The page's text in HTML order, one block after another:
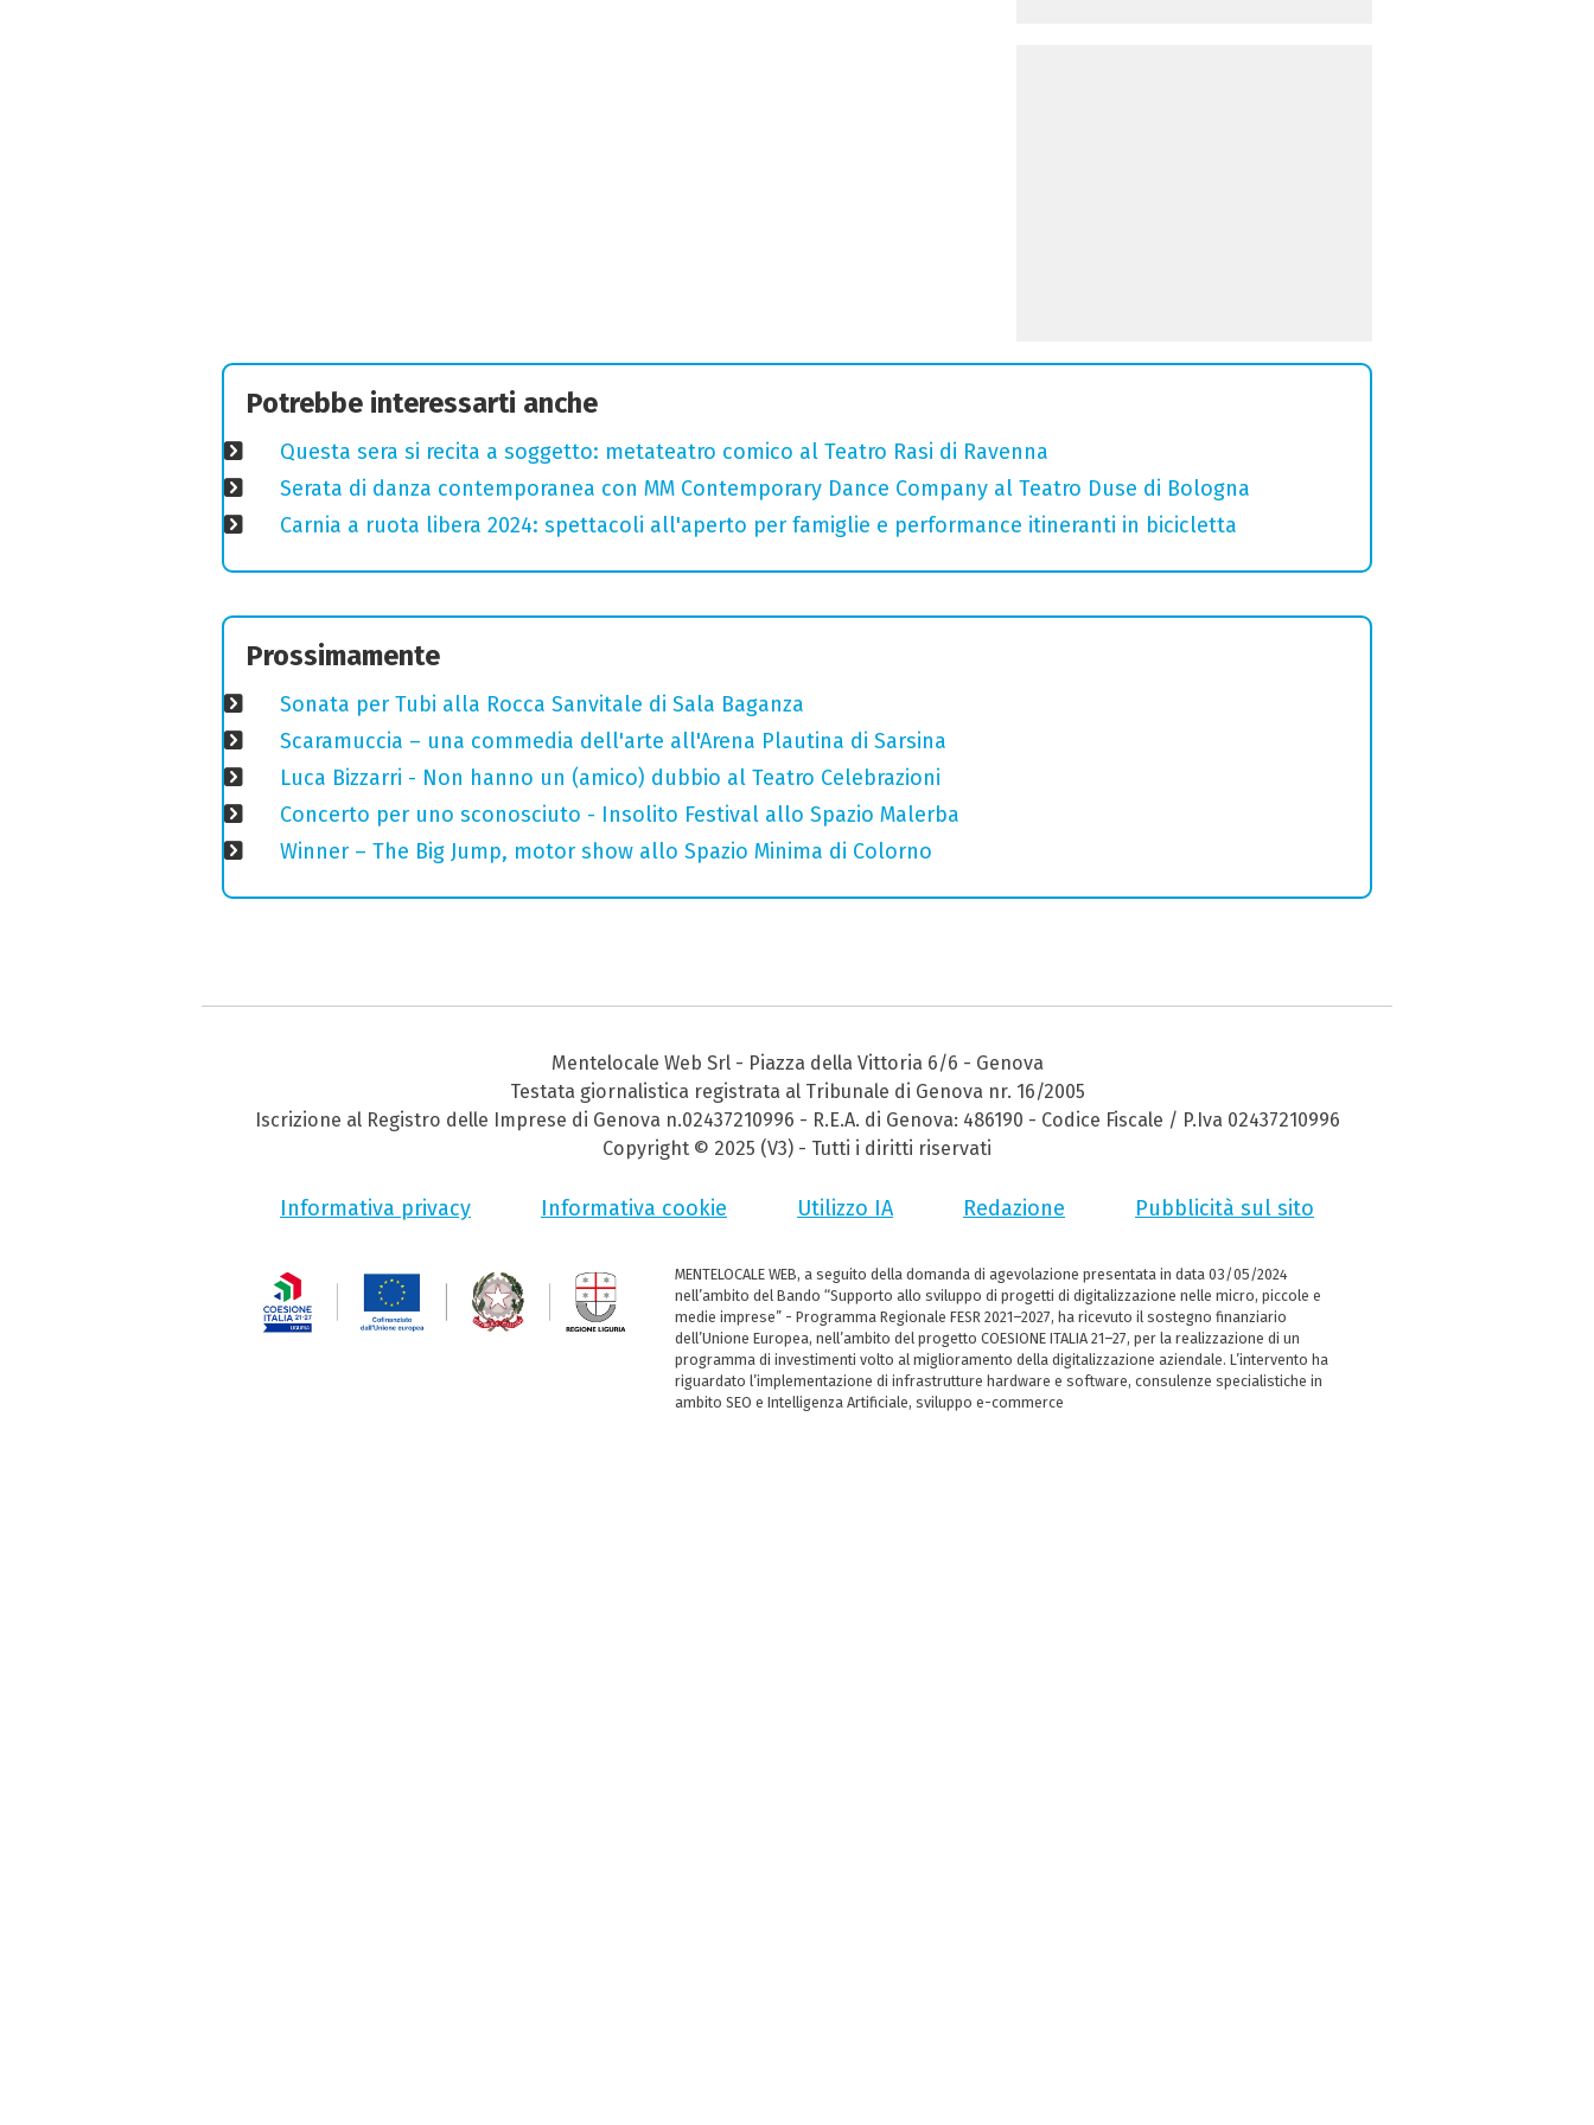
Potrebbe interessarti anche
Questa sera si recita a soggetto: metateatro comico al Teatro Rasi di Ravenna
Serata di danza contemporanea con MM Contemporary Dance Company al Teatro Duse di Bologna
Carnia a ruota libera 2024: spettacoli all'aperto per famiglie e performance itineranti in bicicletta
Prossimamente
Sonata per Tubi alla Rocca Sanvitale di Sala Baganza
Scaramuccia – una commedia dell'arte all'Arena Plautina di Sarsina
Luca Bizzarri - Non hanno un (amico) dubbio al Teatro Celebrazioni
Concerto per uno sconosciuto - Insolito Festival allo Spazio Malerba
Winner – The Big Jump, motor show allo Spazio Minima di Colorno
Mentelocale Web Srl - Piazza della Vittoria 6/6 - Genova
Testata giornalistica registrata al Tribunale di Genova nr. 16/2005
Iscrizione al Registro delle Imprese di Genova n.02437210996 - R.E.A. di Genova: 486190 - Codice Fiscale / P.Iva 02437210996
Copyright © 2025 (V3) - Tutti i diritti riservati
Informativa privacy Informativa cookie Utilizzo IA Redazione Pubblicità sul sito
MENTELOCALE WEB, a seguito della domanda di agevolazione presentata in data 03/05/2024
nell’ambito del Bando “Supporto allo sviluppo di progetti di digitalizzazione nelle micro, piccole e
medie imprese” - Programma Regionale FESR 2021–2027, ha ricevuto il sostegno finanziario
dell’Unione Europea, nell’ambito del progetto COESIONE ITALIA 21–27, per la realizzazione di un
programma di investimenti volto al miglioramento della digitalizzazione aziendale. L’intervento ha
riguardato l’implementazione di infrastrutture hardware e software, consulenze specialistiche in
ambito SEO e Intelligenza Artificiale, sviluppo e-commerce